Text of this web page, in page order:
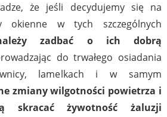
że jeśli decydujemy się na
okienne w tych szczególnych
zadbać o ich dobrą
do trwałego osiadania
lamelkach i w samym
zmiany wilgotności powietrza i
skracać żywotność żaluzji